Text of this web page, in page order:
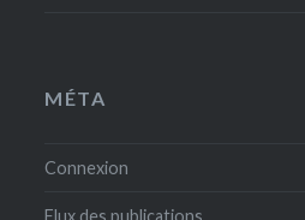
MÉTA
Connexion
Flux des publications